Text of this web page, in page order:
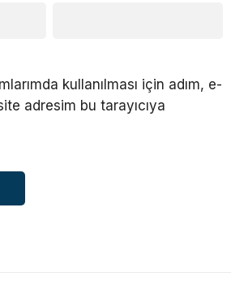
kullanılması için adım, e-
adresim bu tarayıcıya